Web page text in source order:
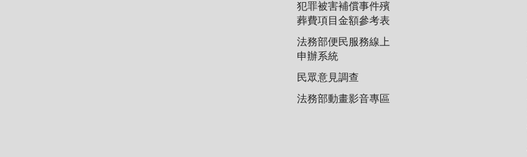
犯罪被害補償事件殯
葬費項目金額參考表
法務部便民服務線上
申辦系統
民眾意見調查
法務部動畫影音專區